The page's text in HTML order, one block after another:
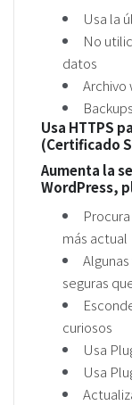
Usa la
No
datos
Archivo
Backups
Usa HTTPS
(Certificado
Aumenta la
WordPress,
más actual
seguras
curiosos
Usa
Usa